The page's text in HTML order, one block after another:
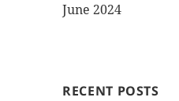
June 2024
RECENT POSTS